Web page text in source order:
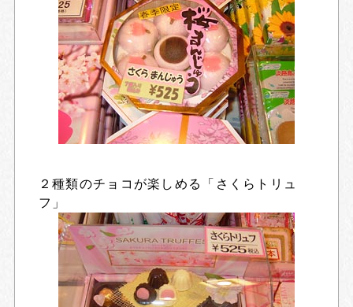
２種類のチョコが楽しめる「さくらトリュ
フ」